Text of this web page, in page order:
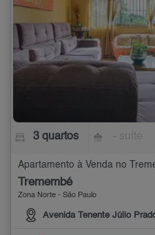
3 quartos
Apartamento à Venda no
Tremembé
Zona Norte - São Paulo
Avenida Tenente Júlio Prado